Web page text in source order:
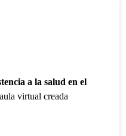
a la salud en el
virtual creada